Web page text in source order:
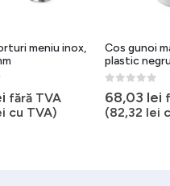
meniu inox,
fără TVA
cu TVA)
Cos gunoi
plastic
0out of 5
68,03 lei
(82,32 lei